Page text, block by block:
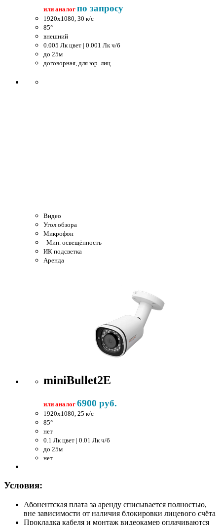
или аналог по запросу
1920x1080, 30 к/c
85°
внешний
0.005 Лк цвет | 0.001 Лк ч/б
до 25м
договорная, для юр. лиц
Видео
Угол обзора
Микрофон
Мин. освещённость
ИК подсветка
Аренда
miniBullet2E
или аналог 6900 руб.
1920x1080, 25 к/c
85°
нет
0.1 Лк цвет | 0.01 Лк ч/б
до 25м
нет
Условия:
Абонентская плата за аренду списывается полностью,
вне зависимости от наличия блокировки лицевого счёта
Прокладка кабеля и монтаж видеокамер оплачиваются